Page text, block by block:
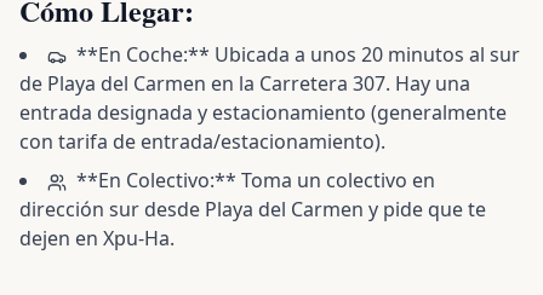
Cómo Llegar:
**En Coche:** Ubicada a unos 20 minutos al sur
de Playa del Carmen en la Carretera 307. Hay una
entrada designada y estacionamiento (generalmente
con tarifa de entrada/estacionamiento).
**En Colectivo:** Toma un colectivo en
dirección sur desde Playa del Carmen y pide que te
dejen en Xpu-Ha.